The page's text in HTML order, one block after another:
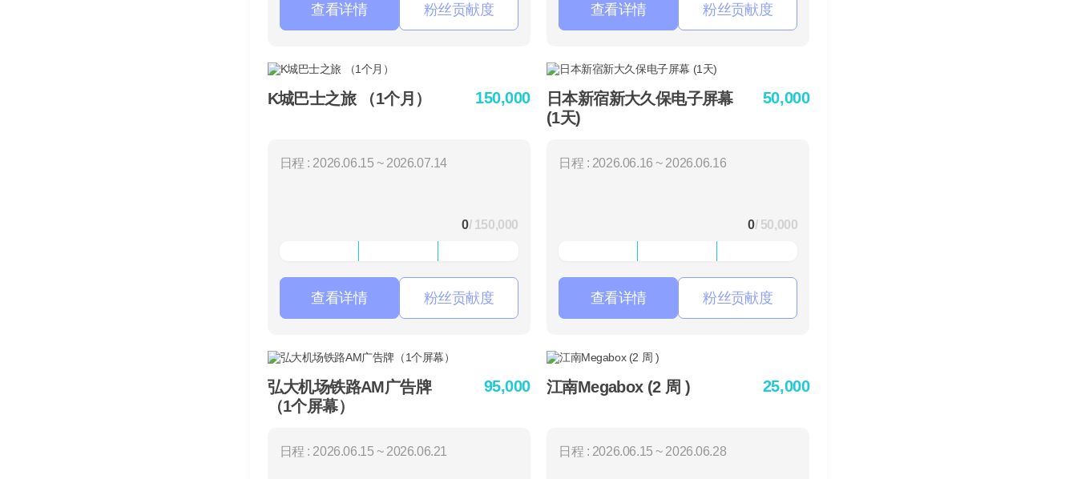
查看详情 粉丝贡献度 查看详情 粉丝贡献度
K城巴士之旅 （1个月） 150,000
日程 : 2026.06.15 ~ 2026.07.14
0/ 150,000
查看详情 粉丝贡献度
日本新宿新大久保电子屏幕
(1天)
50,000
日程 : 2026.06.16 ~ 2026.06.16
0/ 50,000
查看详情 粉丝贡献度
弘大机场铁路AM广告牌
（1个屏幕）
95,000
日程 : 2026.06.15 ~ 2026.06.21
江南Megabox (2 周 ) 25,000
日程 : 2026.06.15 ~ 2026.06.28